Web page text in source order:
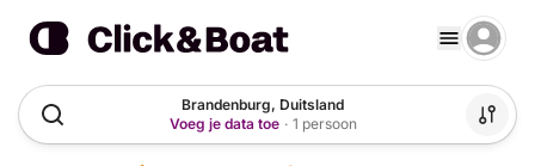
Brandenburg, Duitsland
Voeg je data toe · 1 persoon